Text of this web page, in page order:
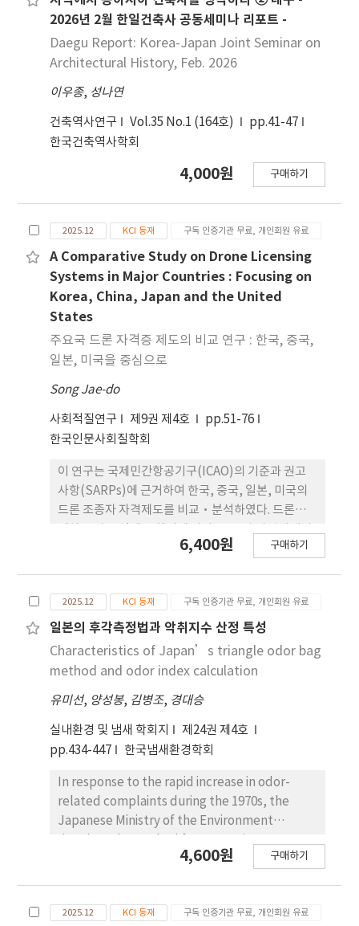
포장(JRCP)이 주로 적용되었으며 프리캐스트 콘크
리트 포장(PCP)과 1DAYPAVE도 적용되었다. 또한,
일반도로와 버스정류장에는 JCP, JRCP, CRCP가
적용되었으며 지하차도에서는 미끄럼 저항성 향상을
위한 표면 패턴이 적용된 콘크리트 포장을 시공한 것
으로 분 석되었다. 공용성 분석 결과, 현장 조사에서
관찰된 손상 수준은 경미하였으며 전반적으로 우수한
공용성을 보이고 있는 것 으로 관찰되었다.
2026년 2월 한일건축사 공동세미나 리포트 -
Daegu Report: Korea-Japan Joint Seminar on
Architectural History, Feb. 2026
이우종, 성나연
건축역사연구 Vol.35 No.1 (164호)
pp.41-47
한국건축역사학회
4,000원 구매하기
2025.12 KCI 등재 구독 인증기관 무료, 개인회원 유료
A Comparative Study on Drone Licensing
Systems in Major Countries : Focusing on
Korea, China, Japan and the United
States
주요국 드론 자격증 제도의 비교 연구 : 한국, 중국,
일본, 미국을 중심으로
Song Jae-do
사회적질연구 제9권 제4호
pp.51-76
한국인문사회질학회
이 연구는 국제민간항공기구(ICAO)의 기준과 권고
사항(SARPs)에 근거하여 한국, 중국, 일본, 미국의
드론 조종자 자격제도를 비교·분석하였다. 드론이
일 관된 정립은 전 세계적 규제 과제가 되고 있다. 이
용·제도화하고 있는지를 분석하며, 자격구조·규
제방식·운 용범위를 중심으로 비교하였다. 분석 결
과, 네 나라 모두 ICAO의 안전성과 책임성 원칙을 반
영하고 있으 나, 제도 운영 방식에는 뚜렷한 차이가 있
을 강조하고, 중국은 중앙집권적 국가시험제와 실명
제를 채택하였으며, 일본은 국토교통성 주도의 점진
적 인증체계를, 한국은 정부관리와 민간훈련의 혼합
형 모델을 운영하고 있다. 이러한 차이는 각국의 행정
문화와 산업 여건 의 반영이다. 결론적으로, 한국의 제
도는 ICAO 기준에 부합하나, 국제적 상호운용성 강화
와 제도 품질관리 의 고도화, 규제와 산업혁신 간의 균
형 확보가 향후 과제로 제시된다.
6,400원 구매하기
2025.12 KCI 등재 구독 인증기관 무료, 개인회원 유료
일본의 후각측정법과 악취지수 산정 특성
Characteristics of Japan’s triangle odor bag
method and odor index calculation
유미선, 양성봉, 김병조, 경대승
실내환경 및 냄새 학회지
제24권 제4호
pp.434-447
한국냄새환경학회
In response to the rapid increase in odor-
related complaints during the 1970s, the
Japanese Ministry of the Environment
lowconcentration, multi-component
overcome the limitations of small volume
4,600원 구매하기
2025.12 KCI 등재 구독 인증기관 무료, 개인회원 유료